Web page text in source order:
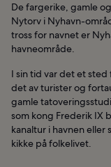
De fargerike, gamle
Nytorv i Nyhavn-
tross for navnet er
havneområde.
I sin tid var det et
det av turister og
gamle
som kong Frederik IX
kanaltur i havnen
kikke på folkelivet.